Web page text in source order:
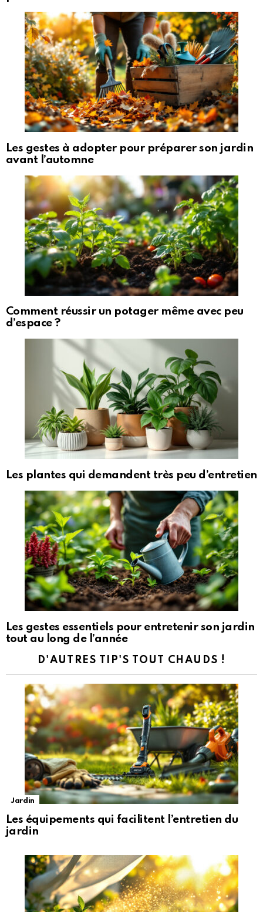
Les gestes à adopter pour préparer son jardin
avant l’automne
Comment réussir un potager même avec peu
d’espace ?
Les plantes qui demandent très peu d’entretien
Les gestes essentiels pour entretenir son jardin
tout au long de l’année
D'AUTRES TIP'S TOUT CHAUDS !
Jardin
Les équipements qui facilitent l’entretien du
jardin